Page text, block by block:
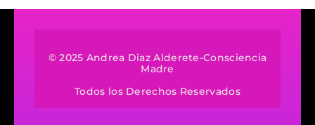
© 2025 Andrea Diaz Alderete-Consciencia
Madre
Todos los Derechos Reservados